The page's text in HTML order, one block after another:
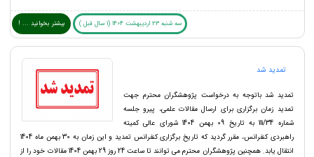
سه شنبه 23 اردیبهشت 1404 (1 سال قبل ) بیشتر بخوانید ... !
تمدید شد
تمدید شد باتوجه به درخواست پژوهشگران محترم جهت
تمدید زمان برگزاری برای ارسال مقالات علمی، پیرو جلسه
شماره 111/34 به تاریخ 09 بهمن 1404 شورای عالی کمیته
راهبردی کنفرانس، مقرر گردید که تاریخ برگزاری کنفرانس تمدید و این زمان به 30 بهمن ماه 1404
انتقال یابد. همچنین پژوهشگران محترم می توانند تا ساعت 24 روز 29 بهمن 1404 مقالات خود را از